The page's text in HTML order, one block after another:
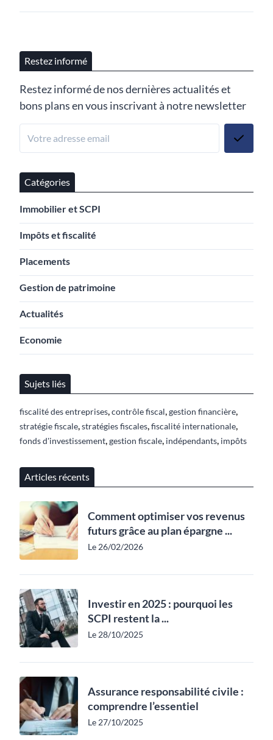
Restez informé
Restez informé de nos dernières actualités et
bons plans en vous inscrivant à notre newsletter
Catégories
Immobilier et SCPI
Impôts et fiscalité
Placements
Gestion de patrimoine
Actualités
Economie
Sujets liés
fiscalité des entreprises contrôle fiscal gestion financière
stratégie fiscale stratégies fiscales fiscalité internationale
fonds d'investissement gestion fiscale indépendants impôts
Articles récents
Comment optimiser vos revenus
futurs grâce au plan épargne ...
Le 26/02/2026
Investir en 2025 : pourquoi les
SCPI restent la ...
Le 28/10/2025
Assurance responsabilité civile :
comprendre l’essentiel
Le 27/10/2025